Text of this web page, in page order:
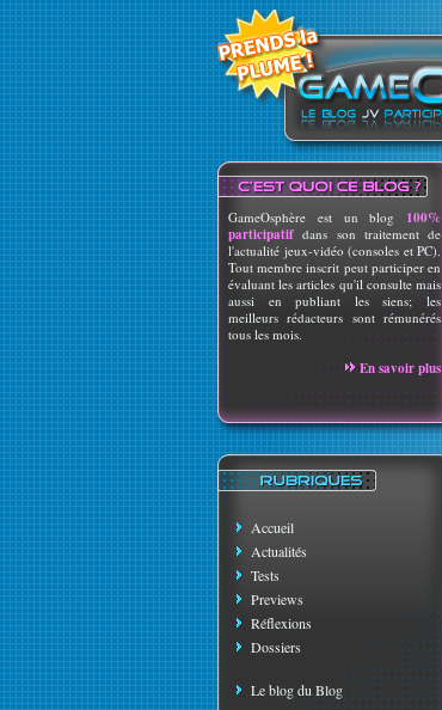
GameOsphère est un blog 100%
participatif dans son traitement de
l'actualité jeux-vidéo (consoles et PC).
Tout membre inscrit peut participer en
évaluant les articles qu'il consulte mais
aussi en publiant les siens; les
meilleurs rédacteurs sont rémunérés
tous les mois.
En savoir plus
Accueil
Actualités
Tests
Previews
Réflexions
Dossiers
Le blog du Blog